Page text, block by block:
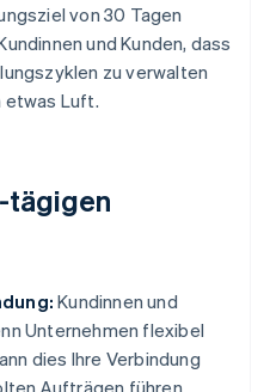
von 30 Tagen
und Kunden, dass
zu verwalten
etwas Luft.
tägigen
Kundinnen und
Unternehmen flexibel
dies Ihre Verbindung